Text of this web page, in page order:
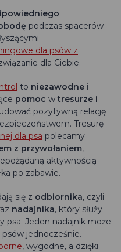
podczas spacerów
dla psów z
dla Ciebie.
to niezawodne i
pomoc wtresurze i
pozytywną relację
Tresurę
dla psa polecamy
z przywołaniem,
aktywnością
po zabawie.
się z odbiornika, czyli
nadajnika, który służy
psa. Jeden nadajnik może
jednocześnie.
, wygodne, a dzięki